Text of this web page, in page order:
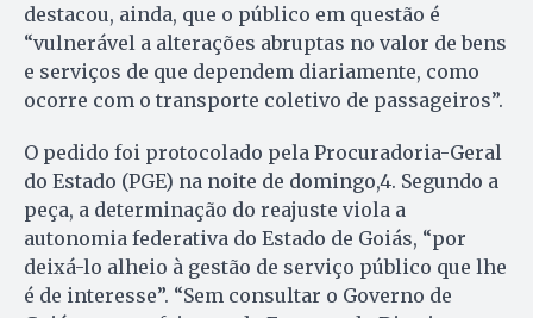
destacou, ainda, que o público em questão é
“vulnerável a alterações abruptas no valor de bens
e serviços de que dependem diariamente, como
ocorre com o transporte coletivo de passageiros”.
O pedido foi protocolado pela Procuradoria-Geral
do Estado (PGE) na noite de domingo,4. Segundo a
peça, a determinação do reajuste viola a
autonomia federativa do Estado de Goiás, “por
deixá-lo alheio à gestão de serviço público que lhe
é de interesse”. “Sem consultar o Governo de